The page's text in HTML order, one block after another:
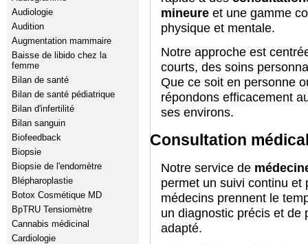
Audiologie
Audition
Augmentation mammaire
Baisse de libido chez la
femme
Bilan de santé
Bilan de santé pédiatrique
Bilan d'infertilité
Bilan sanguin
Biofeedback
Biopsie
Biopsie de l'endomètre
Blépharoplastie
Botox Cosmétique MD
BpTRU Tensiomètre
Cannabis médicinal
Cardiologie
mineure et une gamme
physique et mentale.
Notre approche est
courts, des soins
Que ce soit en personne
répondons efficacement
ses environs.
Consultation
Notre service de
permet un suivi continu et
médecins prennent le
un diagnostic précis et de
adapté.